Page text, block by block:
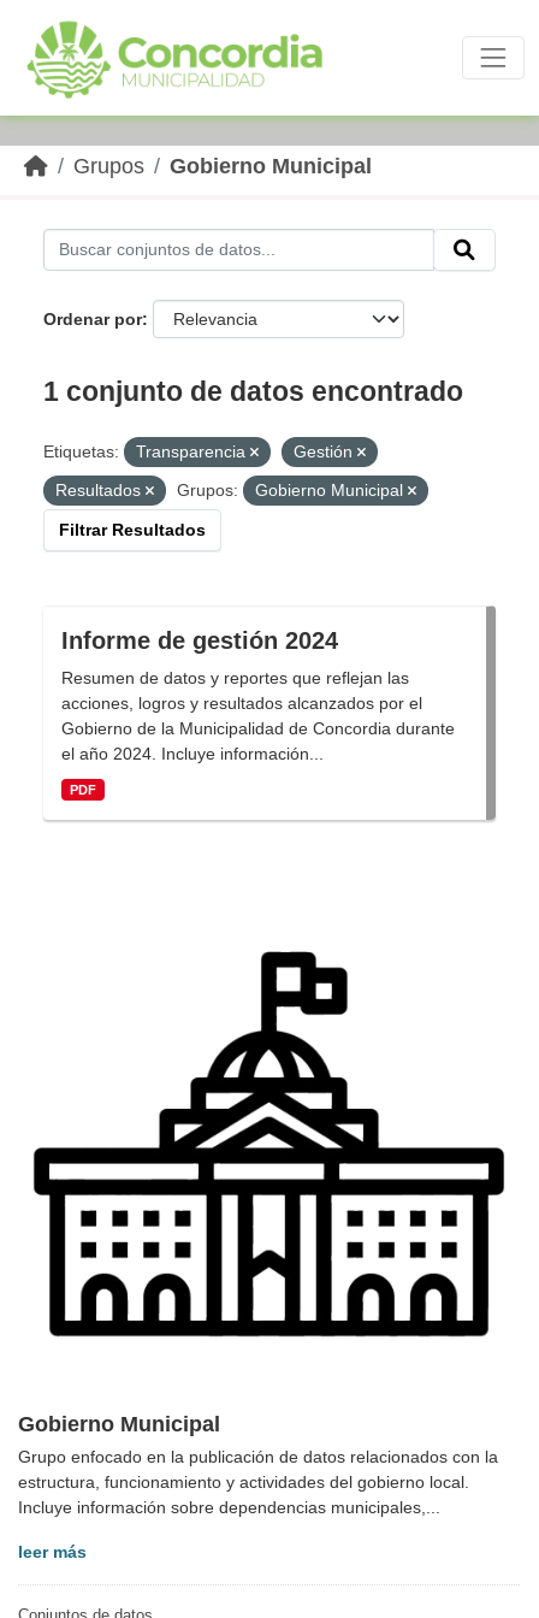
Grupos Gobierno Municipal
Gobierno Municipal
Grupo enfocado en la publicación de datos relacionados con la
estructura, funcionamiento y actividades del gobierno local.
Incluye información sobre dependencias municipales,...
leer más
Ordenar por
1 conjunto de datos encontrado
Etiquetas: Transparencia
Gestión
Resultados
Grupos: Gobierno Municipal
Filtrar Resultados
Informe de gestión 2024
Resumen de datos y reportes que reflejan las
acciones, logros y resultados alcanzados por el
Gobierno de la Municipalidad de Concordia durante
el año 2024. Incluye información...
PDF